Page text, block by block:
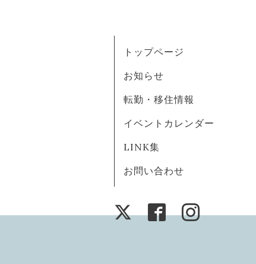
トップページ
お知らせ
転勤・移住情報
イベントカレンダー
LINK集
お問い合わせ